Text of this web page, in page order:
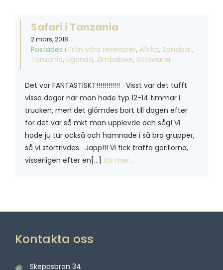
Safari i Tanzania
2 mars, 2018
Postades i Från våra resenärer, Afrika, Zanzibar,
Tanzania, Uganda, Zimbabwe, Botswana
Det var FANTASTISKT!!!!!!!!!!!! Visst var det tufft
vissa dagar när man hade typ 12-14 timmar i
trucken, men det glömdes bort till dagen efter
för det var så mkt man upplevde och såg! Vi
hade ju tur också och hamnade i så bra grupper,
så vi stortrivdes Japp!!! Vi fick träffa gorillorna,
visserligen efter en[…] läs mer…
Kontakta oss
Skeppsbron 34